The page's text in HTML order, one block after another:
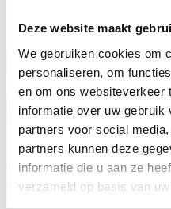
Deze website maakt
We gebruiken cookies om
personaliseren, om
en om ons websiteverkeer
informatie over uw gebruik
partners voor social
partners kunnen deze
informatie die u aan ze
verzameld op basis van
Herstel filters
Alle filters